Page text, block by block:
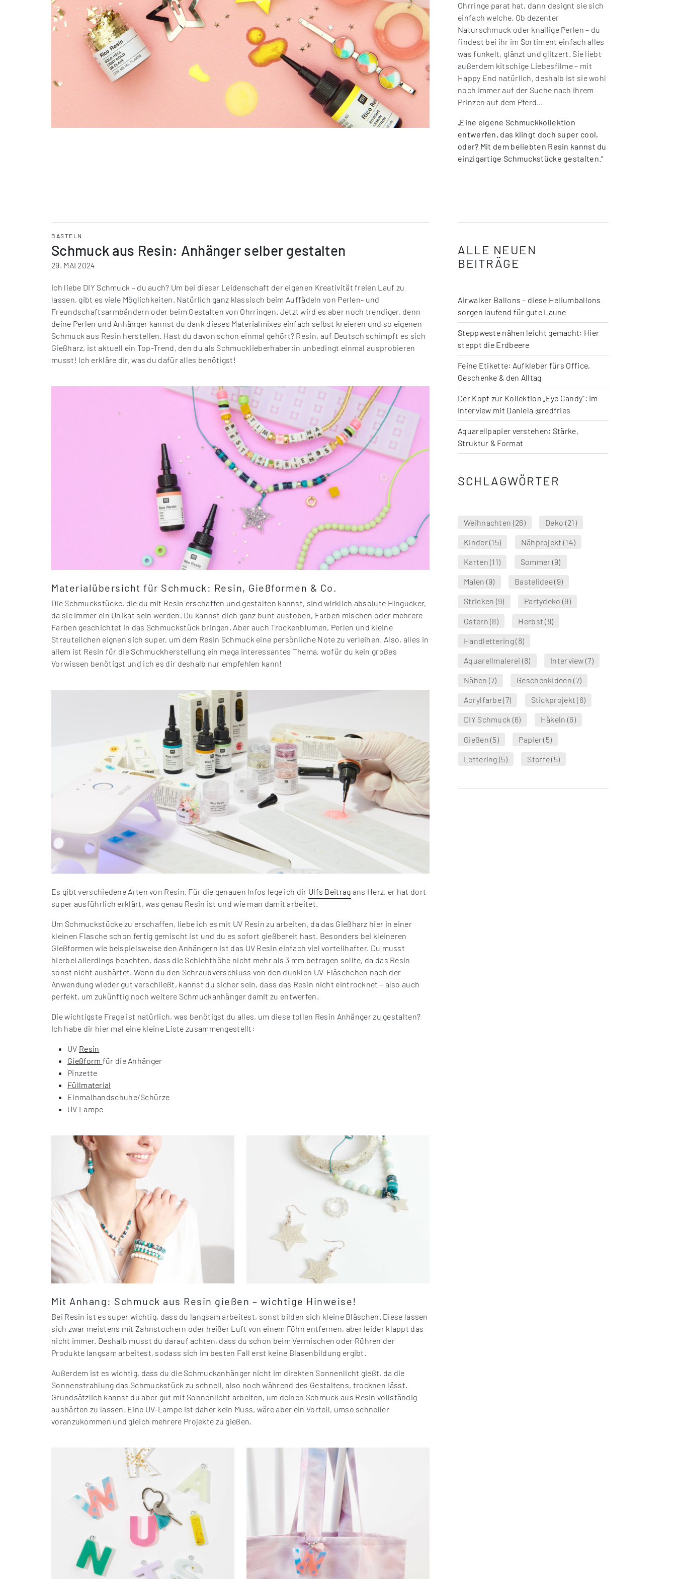
Ohrringe parat hat, dann designt sie sich
einfach welche. Ob dezenter
Naturschmuck oder knallige Perlen – du
findest bei ihr im Sortiment einfach alles
was funkelt, glänzt und glitzert. Sie liebt
außerdem kitschige Liebesfilme – mit
Happy End natürlich, deshalb ist sie wohl
noch immer auf der Suche nach ihrem
Prinzen auf dem Pferd…
„Eine eigene Schmuckkollektion
entwerfen, das klingt doch super cool,
oder? Mit dem beliebten Resin kannst du
einzigartige Schmuckstücke gestalten.“
BASTELN
Schmuck aus Resin: Anhänger selber gestalten
29. MAI 2024
Ich liebe DIY Schmuck – du auch? Um bei dieser Leidenschaft der eigenen Kreativität freien Lauf zu
lassen, gibt es viele Möglichkeiten. Natürlich ganz klassisch beim Auffädeln von Perlen- und
Freundschaftsarmbändern oder beim Gestalten von Ohrringen. Jetzt wird es aber noch trendiger, denn
deine Perlen und Anhänger kannst du dank dieses Materialmixes einfach selbst kreieren und so eigenen
Schmuck aus Resin herstellen. Hast du davon schon einmal gehört? Resin, auf Deutsch schimpft es sich
Gießharz, ist aktuell ein Top-Trend, den du als Schmucklieberhaber:in unbedingt einmal ausprobieren
musst! Ich erkläre dir, was du dafür alles benötigst!
Materialübersicht für Schmuck: Resin, Gießformen & Co.
Die Schmuckstücke, die du mit Resin erschaffen und gestalten kannst, sind wirklich absolute Hingucker,
da sie immer ein Unikat sein werden. Du kannst dich ganz bunt austoben, Farben mischen oder mehrere
Farben geschichtet in das Schmuckstück bringen. Aber auch Trockenblumen, Perlen und kleine
Streuteilchen eignen sich super, um dem Resin Schmuck eine persönliche Note zu verleihen. Also, alles in
allem ist Resin für die Schmuckherstellung ein mega interessantes Thema, wofür du kein großes
Vorwissen benötigst und ich es dir deshalb nur empfehlen kann!
Es gibt verschiedene Arten von Resin. Für die genauen Infos lege ich dir Ulfs Beitrag ans Herz, er hat dort
super ausführlich erklärt, was genau Resin ist und wie man damit arbeitet.
Um Schmuckstücke zu erschaffen, liebe ich es mit UV Resin zu arbeiten, da das Gießharz hier in einer
kleinen Flasche schon fertig gemischt ist und du es sofort gießbereit hast. Besonders bei kleineren
Gießformen wie beispielsweise den Anhängern ist das UV Resin einfach viel vorteilhafter. Du musst
hierbei allerdings beachten, dass die Schichthöhe nicht mehr als 3 mm betragen sollte, da das Resin
sonst nicht aushärtet. Wenn du den Schraubverschluss von den dunklen UV-Fläschchen nach der
Anwendung wieder gut verschließt, kannst du sicher sein, dass das Resin nicht eintrocknet – also auch
perfekt, um zukünftig noch weitere Schmuckanhänger damit zu entwerfen.
Die wichtigste Frage ist natürlich, was benötigst du alles, um diese tollen Resin Anhänger zu gestalten?
Ich habe dir hier mal eine kleine Liste zusammengestellt:
UV Resin
Gießform für die Anhänger
Pinzette
Füllmaterial
Einmalhandschuhe/Schürze
UV Lampe
Mit Anhang: Schmuck aus Resin gießen – wichtige Hinweise!
Bei Resin ist es super wichtig, dass du langsam arbeitest, sonst bilden sich kleine Bläschen. Diese lassen
sich zwar meistens mit Zahnstochern oder heißer Luft von einem Föhn entfernen, aber leider klappt das
nicht immer. Deshalb musst du darauf achten, dass du schon beim Vermischen oder Rühren der
Produkte langsam arbeitest, sodass sich im besten Fall erst keine Blasenbildung ergibt.
Außerdem ist es wichtig, dass du die Schmuckanhänger nicht im direkten Sonnenlicht gießt, da die
Sonnenstrahlung das Schmuckstück zu schnell, also noch während des Gestaltens, trocknen lässt.
Grundsätzlich kannst du aber gut mit Sonnenlicht arbeiten, um deinen Schmuck aus Resin vollständig
aushärten zu lassen. Eine UV-Lampe ist daher kein Muss, wäre aber ein Vorteil, umso schneller
voranzukommen und gleich mehrere Projekte zu gießen.
ALLE NEUEN
BEITRÄGE
Airwalker Ballons – diese Heliumballons
sorgen laufend für gute Laune
Steppweste nähen leicht gemacht: Hier
steppt die Erdbeere
Feine Etikette: Aufkleber fürs Office,
Geschenke & den Alltag
Der Kopf zur Kollektion „Eye Candy“: Im
Interview mit Daniela @redfries
Aquarellpapier verstehen: Stärke,
Struktur & Format
SCHLAGWÖRTER
Weihnachten (26) Deko (21)
Kinder(15) Nähprojekt (14)
Karten (11) Sommer (9)
Malen (9) Bastelidee(9)
Stricken (9) Partydeko (9)
Ostern (8) Herbst (8)
Handlettering(8)
Aquarellmalerei (8) Interview (7)
Nähen (7) Geschenkideen (7)
Acrylfarbe(7) Stickprojekt (6)
DIY Schmuck (6) Häkeln (6)
Gießen (5) Papier(5)
Lettering (5) Stoffe(5)